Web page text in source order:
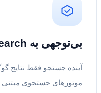
بی‌توجهی به AI Search
آینده جستجو فقط نتایج